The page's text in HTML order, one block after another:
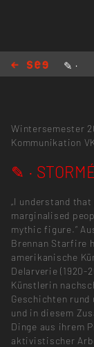
✎ ·
Wintersemester
Kommunikation
✎ ·
„I understand
marginalised
mythic figure.“
Brennan Starfire
amerikanische
Delarverie (1920-
Künstlerin
Geschichten rund
und in diesem
Dinge aus ihrem
aktivistischer